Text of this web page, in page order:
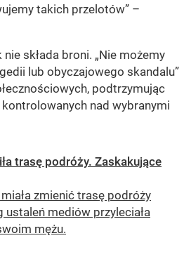
takich przelotów” –
składa broni. „Nie możemy
lub obyczajowego skandalu”
podtrzymując
nad wybranymi
trasę podróży. Zaskakujące
zmienić trasę podróży
ustaleń mediów przyleciała
mężu.